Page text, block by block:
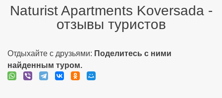
Naturist Apartments Koversada -
отзывы туристов
Отдыхайте с друзьями: Поделитесь с ними
найденным туром.